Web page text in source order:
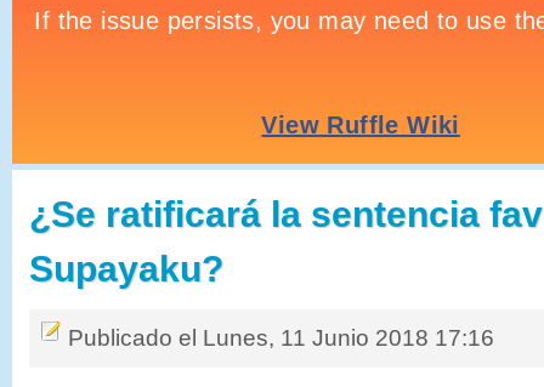
¿Se ratificará la sentencia
Supayaku?
Publicado el Lunes, 11 Junio 2018 17:16